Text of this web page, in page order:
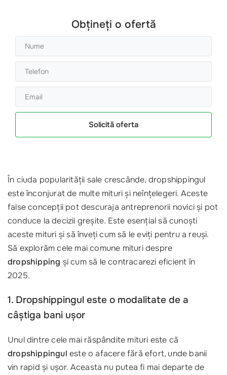
Obțineți o ofertă
Solicită oferta
În ciuda popularității sale crescânde, dropshippingul
este înconjurat de multe mituri și neînțelegeri. Aceste
false concepții pot descuraja antreprenorii novici și pot
conduce la decizii greșite. Este esențial să cunoști
aceste mituri și să înveți cum să le eviți pentru a reuși.
Să explorăm cele mai comune mituri despre
dropshipping și cum să le contracarezi eficient în
2025.
1. Dropshippingul este o modalitate de a
câștiga bani ușor
Unul dintre cele mai răspândite mituri este că
dropshippingul este o afacere fără efort, unde banii
vin rapid și ușor. Aceasta nu putea fi mai departe de